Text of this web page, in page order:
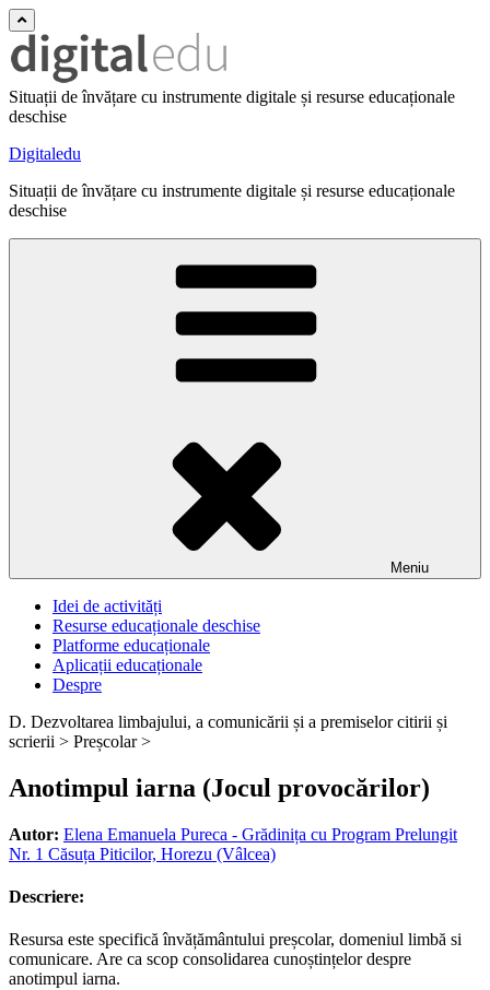
Situații de învățare cu instrumente digitale și resurse educaționale
deschise
Digitaledu
Situații de învățare cu instrumente digitale și resurse educaționale
deschise
Meniu
Idei de activități
Resurse educaționale deschise
Platforme educaționale
Aplicații educaționale
Despre
D. Dezvoltarea limbajului, a comunicării și a premiselor citirii și
scrierii > Preșcolar >
Anotimpul iarna (Jocul provocărilor)
Autor: Elena Emanuela Pureca - Grădinița cu Program Prelungit
Nr. 1 Căsuța Piticilor, Horezu (Vâlcea)
Descriere:
Resursa este specifică învățământului preșcolar, domeniul limbă si
comunicare. Are ca scop consolidarea cunoștințelor despre
anotimpul iarna.